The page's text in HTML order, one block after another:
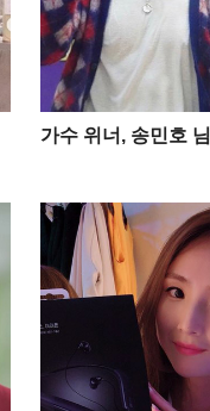
가수 위너, 송민호 님